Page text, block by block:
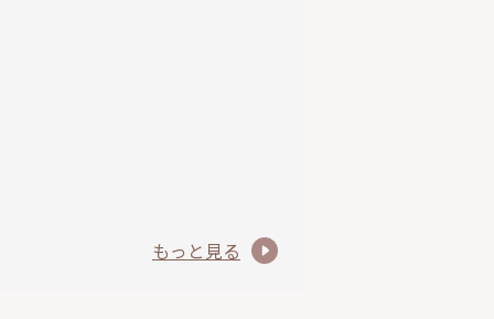
もっと見る